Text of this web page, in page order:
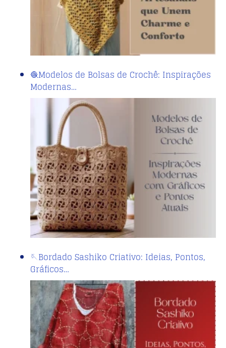
🧶Modelos de Bolsas de Crochê: Inspirações
Modernas…
🪡Bordado Sashiko Criativo: Ideias, Pontos,
Gráficos…